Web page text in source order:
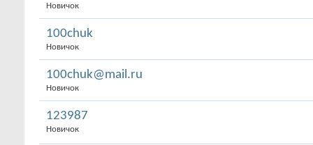
Новичок
100chuk
Новичок
100chuk@mail.ru
Новичок
123987
Новичок